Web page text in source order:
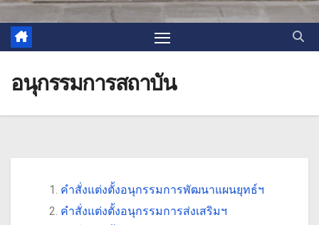
อนุกรรมการสถาบัน
คำสั่งแต่งตั้งอนุกรรมการพัฒนาแผนยุทธ์ฯ
คำสั่งแต่งตั้งอนุกรรมการส่งเสริมฯ